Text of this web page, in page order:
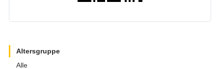
Altersgruppe
Alle